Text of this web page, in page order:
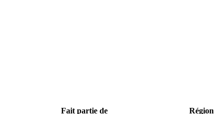
Fait partie de Région